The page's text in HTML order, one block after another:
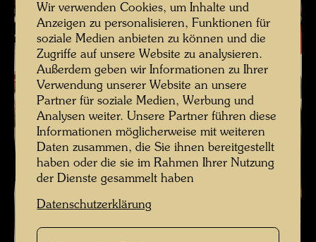
Wir verwenden Cookies, um Inhalte und
Anzeigen zu personalisieren, Funktionen für
soziale Medien anbieten zu können und die
Zugriffe auf unsere Website zu analysieren.
Außerdem geben wir Informationen zu Ihrer
Verwendung unserer Website an unsere
Partner für soziale Medien, Werbung und
Analysen weiter. Unsere Partner führen diese
Informationen möglicherweise mit weiteren
Daten zusammen, die Sie ihnen bereitgestellt
haben oder die sie im Rahmen Ihrer Nutzung
der Dienste gesammelt haben
Datenschutzerklärung